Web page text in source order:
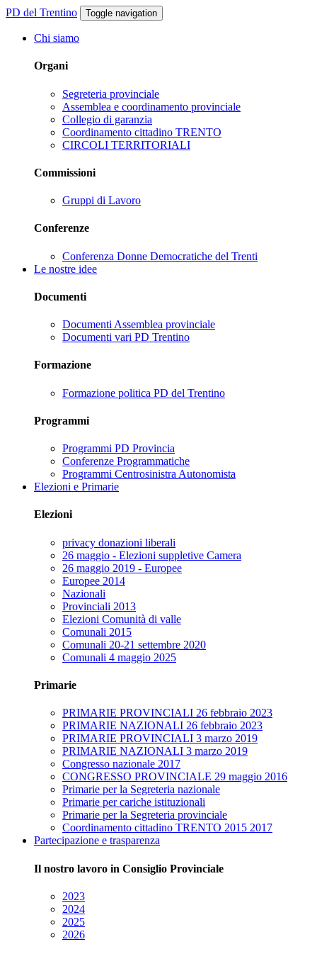
PD del Trentino Toggle navigation
Chi siamo
Organi
Segreteria provinciale
Assemblea e coordinamento provinciale
Collegio di garanzia
Coordinamento cittadino TRENTO
CIRCOLI TERRITORIALI
Commissioni
Gruppi di Lavoro
Conferenze
Conferenza Donne Democratiche del Trenti
Le nostre idee
Documenti
Documenti Assemblea provinciale
Documenti vari PD Trentino
Formazione
Formazione politica PD del Trentino
Programmi
Programmi PD Provincia
Conferenze Programmatiche
Programmi Centrosinistra Autonomista
Elezioni e Primarie
Elezioni
privacy donazioni liberali
26 maggio - Elezioni suppletive Camera
26 maggio 2019 - Europee
Europee 2014
Nazionali
Provinciali 2013
Elezioni Comunità di valle
Comunali 2015
Comunali 20-21 settembre 2020
Comunali 4 maggio 2025
Primarie
PRIMARIE PROVINCIALI 26 febbraio 2023
PRIMARIE NAZIONALI 26 febbraio 2023
PRIMARIE PROVINCIALI 3 marzo 2019
PRIMARIE NAZIONALI 3 marzo 2019
Congresso nazionale 2017
CONGRESSO PROVINCIALE 29 maggio 2016
Primarie per la Segreteria nazionale
Primarie per cariche istituzionali
Primarie per la Segreteria provinciale
Coordinamento cittadino TRENTO 2015 2017
Partecipazione e trasparenza
Il nostro lavoro in Consiglio Provinciale
2023
2024
2025
2026